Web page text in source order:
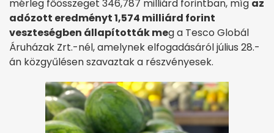
mérleg főösszeget 346,787 milliárd forintban, míg az
adózott eredményt 1,574 milliárd forint
veszteségben állapították meg a Tesco Globál
Áruházak Zrt.-nél, amelynek elfogadásáról július 28.-
án közgyűlésen szavaztak a részvényesek.